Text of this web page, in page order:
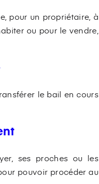
pour un propriétaire, à
ou pour le vendre,
le bail en cours
ses proches ou les
pouvoir procéder au